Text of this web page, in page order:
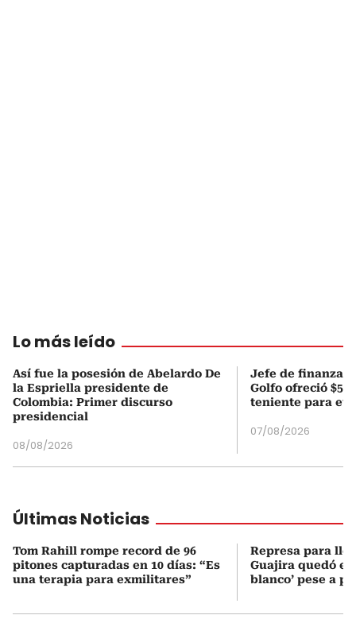
Lo más leído
Así fue la posesión de Abelardo De
la Espriella presidente de
Colombia: Primer discurso
presidencial
08/08/2026
Jefe de finanzas
Golfo ofreció
teniente para
07/08/2026
Últimas Noticias
Tom Rahill rompe record de 96
pitones capturadas en 10 días: “Es
una terapia para exmilitares”
Represa para
Guajira quedó en
blanco’ pese a